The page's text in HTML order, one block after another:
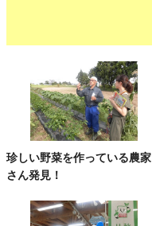
珍しい野菜を作っている農家
さん発見！